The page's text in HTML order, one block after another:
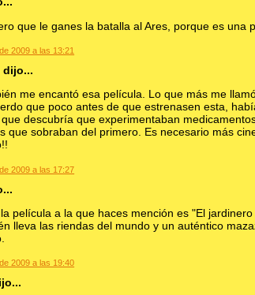
que le ganes la batalla al Ares, porque es una
2009 a las 13:21
dijo...
me encantó esa película. Lo que más me
que poco antes de que estrenasen esta,
descubría que experimentaban
que sobraban del primero. Es necesario más
2009 a las 17:27
película a la que haces mención es "El
lleva las riendas del mundo y un auténtico
2009 a las 19:40